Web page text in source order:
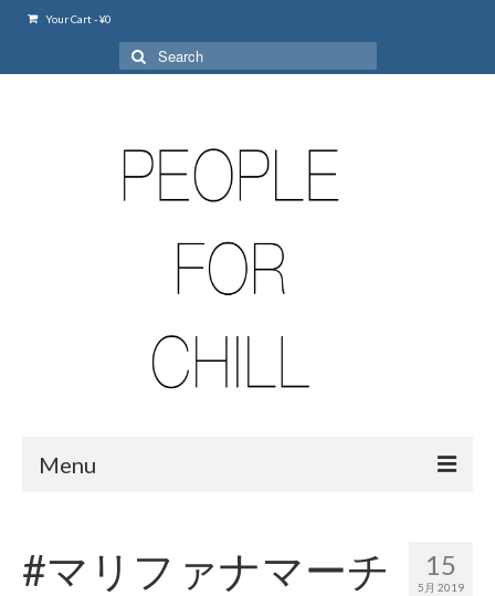
Your Cart-¥0
Search
for:
Menu
420 shibuya_info
15
5月 2019
#マリファナマーチ